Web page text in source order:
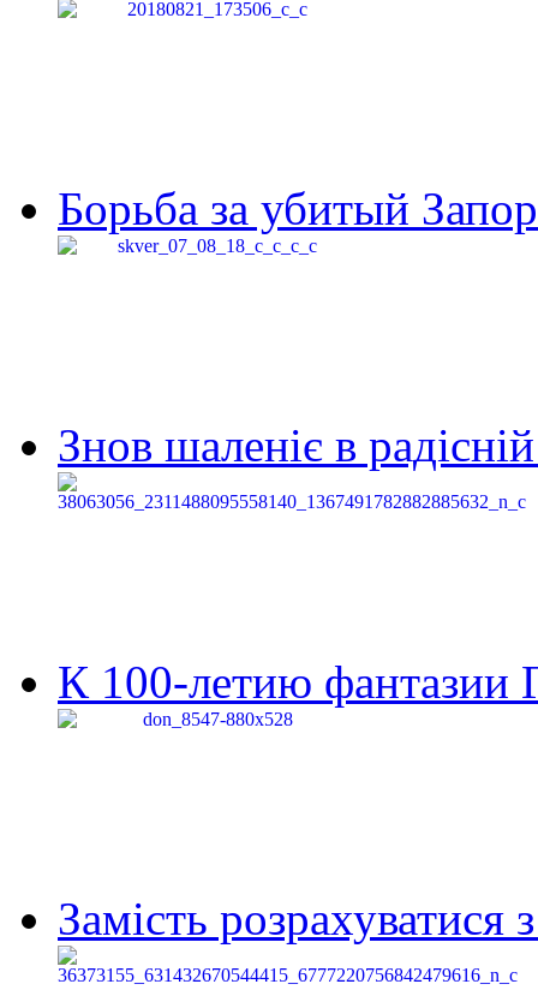
Борьба за убитый
Знов шаленіє в
К 100-летию фантазии
Замість